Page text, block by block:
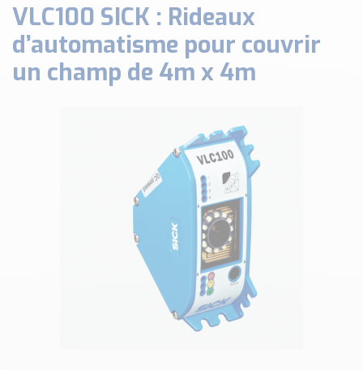
ENREGISTREUR + ACQUISITION DE DONNEES
Voir toutes les catégories …
Classé par marque
Voir toutes les marques …
Nos outils et simulateurs
Téléchargement (Logiciels, Documents,..)
Formulaire sonde température
Convertisseur de pression
VLC100 SICK : Rideaux
d’automatisme pour couvrir
un champ de 4m x 4m